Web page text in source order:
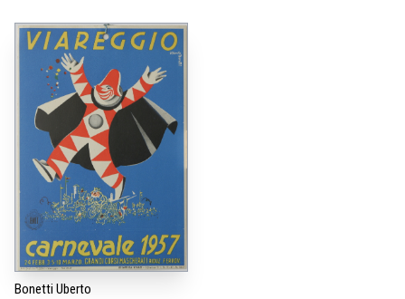
Bonetti Uberto